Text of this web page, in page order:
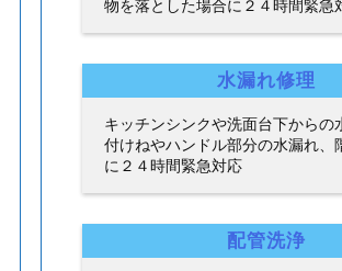
物を落とした場合に２４時間緊急
水漏れ修理
キッチンシンクや洗面台下からの
付けねやハンドル部分の水漏れ、
に２４時間緊急対応
配管洗浄